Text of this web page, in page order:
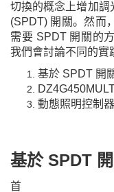
切換的概念上增加調
(SPDT) 開關。然而
需要 SPDT 開關的
我們會討論不同的實
基於 SPDT 開
D
動態照明控制
基於 SPDT
首